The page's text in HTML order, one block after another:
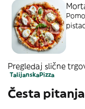
Pregledaj slične
TalijanskaPizza
Česta pitanja